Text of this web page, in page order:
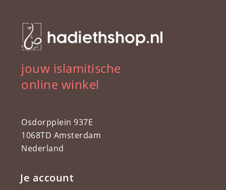
jouw islamitische
online winkel
Osdorpplein 937E
1068TD Amsterdam
Nederland
Je account